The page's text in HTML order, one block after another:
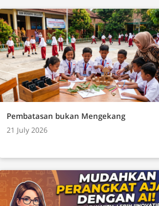
Pembatasan bukan Mengekang
21 July 2026